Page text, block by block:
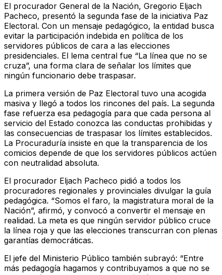
El procurador General de la Nación, Gregorio Eljach
Pacheco, presentó la segunda fase de la iniciativa Paz
Electoral. Con un mensaje pedagógico, la entidad busca
evitar la participación indebida en política de los
servidores públicos de cara a las elecciones
presidenciales. El lema central fue “La línea que no se
cruza”, una forma clara de señalar los límites que
ningún funcionario debe traspasar.
La primera versión de Paz Electoral tuvo una acogida
masiva y llegó a todos los rincones del país. La segunda
fase refuerza esa pedagogía para que cada persona al
servicio del Estado conozca las conductas prohibidas y
las consecuencias de traspasar los límites establecidos.
La Procuraduría insiste en que la transparencia de los
comicios depende de que los servidores públicos actúen
con neutralidad absoluta.
El procurador Eljach Pacheco pidió a todos los
procuradores regionales y provinciales divulgar la guía
pedagógica. “Somos el faro, la magistratura moral de la
Nación”, afirmó, y convocó a convertir el mensaje en
realidad. La meta es que ningún servidor público cruce
la línea roja y que las elecciones transcurran con plenas
garantías democráticas.
El jefe del Ministerio Público también subrayó: “Entre
más pedagogía hagamos y contribuyamos a que no se